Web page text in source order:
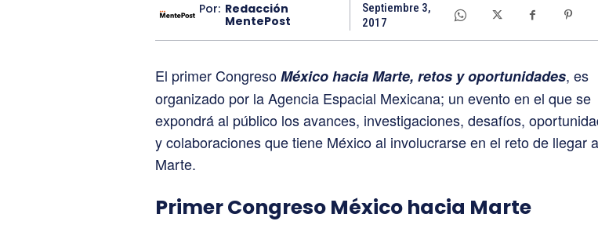
Por: Redacción
MentePost
Septiembre 3,
2017
El primer CongresoMéxico hacia Marte, retos y oportunidades, es
organizado por la Agencia Espacial Mexicana; un evento en el que se
expondrá al público los avances, investigaciones, desafíos,
y colaboraciones que tiene México al involucrarse en el reto de llegar a
Marte.
Primer Congreso México hacia Marte